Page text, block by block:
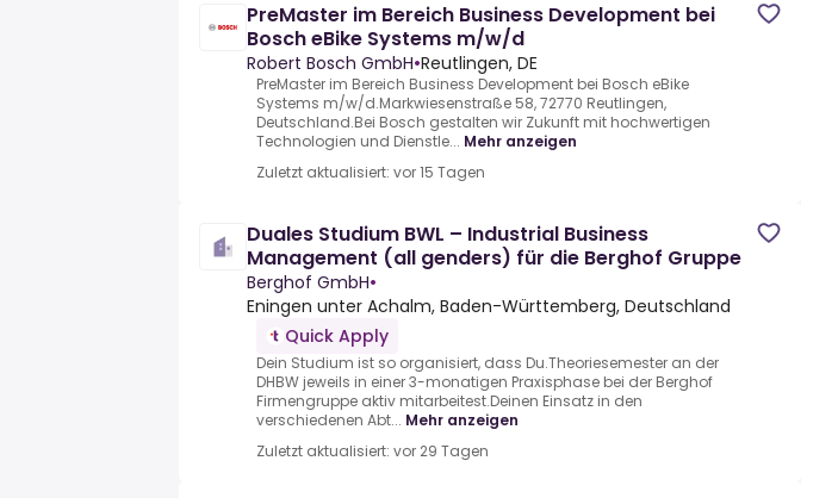
PreMaster im Bereich Business Development bei
Bosch eBike Systems m/w/d
Robert Bosch GmbH•Reutlingen, DE
PreMaster im Bereich Business Development bei Bosch eBike
Systems m/w/d.Markwiesenstraße 58, 72770 Reutlingen,
Deutschland.Bei Bosch gestalten wir Zukunft mit hochwertigen
Technologien und Dienstle... Mehr anzeigen
Zuletzt aktualisiert: vor 15 Tagen
Duales Studium BWL – Industrial Business
Management (all genders) für die Berghof Gruppe
Berghof GmbH•
Eningen unter Achalm, Baden-Württemberg, Deutschland
Quick Apply
Dein Studium ist so organisiert, dass Du.Theoriesemester an der
DHBW jeweils in einer 3-monatigen Praxisphase bei der Berghof
Firmengruppe aktiv mitarbeitest.Deinen Einsatz in den
verschiedenen Abt... Mehr anzeigen
Zuletzt aktualisiert: vor 29 Tagen